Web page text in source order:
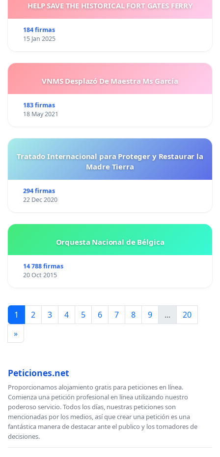
HELP SAVE THE HISTORICAL FORT GATES FERRY
184 firmas
15 Jan 2025
VNMS Desplazó De Maestra Ms García
183 firmas
18 May 2021
Tratado Internacional para Proteger y Restaurar la
Madre Tierra
294 firmas
22 Dec 2020
Orquesta Nacional de Bélgica
14 788 firmas
20 Oct 2015
1 2 3 4 5 6 7 8 9 ...
20
»
Peticiones.net
Proporcionamos alojamiento gratis para peticiones en línea.
Comienza una petición profesional en línea utilizando nuestro
poderoso servicio. Todos los días, nuestras peticiones son
mencionadas por los medios, así que crear una petición es una
fantástica manera de destacar ante el publico y los tomadores de
decisiones.